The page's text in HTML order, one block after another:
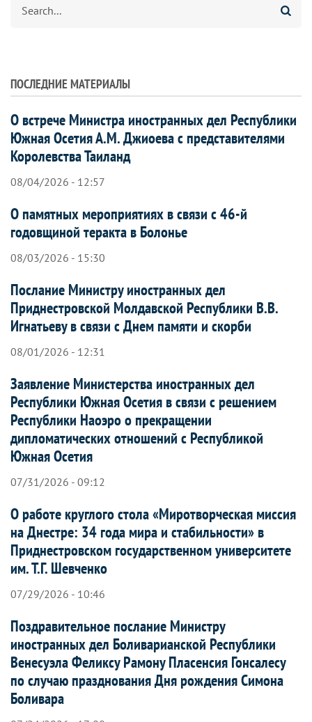
ПОСЛЕДНИЕ МАТЕРИАЛЫ
О встрече Министра иностранных дел Республики
Южная Осетия А.М. Джиоева с представителями
Королевства Таиланд
08/04/2026 - 12:57
О памятных мероприятиях в связи с 46-й
годовщиной теракта в Болонье
08/03/2026 - 15:30
Послание Министру иностранных дел
Приднестровской Молдавской Республики В.В.
Игнатьеву в связи с Днем памяти и скорби
08/01/2026 - 12:31
Заявление Министерства иностранных дел
Республики Южная Осетия в связи с решением
Республики Наоэро о прекращении
дипломатических отношений с Республикой
Южная Осетия
07/31/2026 - 09:12
О работе круглого стола «Миротворческая миссия
на Днестре: 34 года мира и стабильности» в
Приднестровском государственном университете
им. Т.Г. Шевченко
07/29/2026 - 10:46
Поздравительное послание Министру
иностранных дел Боливарианской Республики
Венесуэла Феликсу Рамону Пласенсия Гонсалесу
по случаю празднования Дня рождения Симона
Боливара